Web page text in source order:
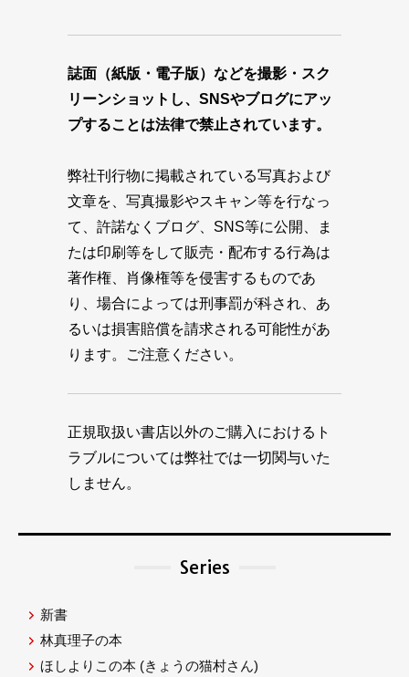
誌面（紙版・電子版）などを撮影・スク
リーンショットし、SNSやブログにアッ
プすることは法律で禁止されています。
弊社刊行物に掲載されている写真および
文章を、写真撮影やスキャン等を行なっ
て、許諾なくブログ、SNS等に公開、ま
たは印刷等をして販売・配布する行為は
著作権、肖像権等を侵害するものであ
り、場合によっては刑事罰が科され、あ
るいは損害賠償を請求される可能性があ
ります。ご注意ください。
正規取扱い書店以外のご購入におけるト
ラブルについては弊社では一切関与いた
しません。
Series
新書
林真理子の本
ほしよりこの本 (きょうの猫村さん)